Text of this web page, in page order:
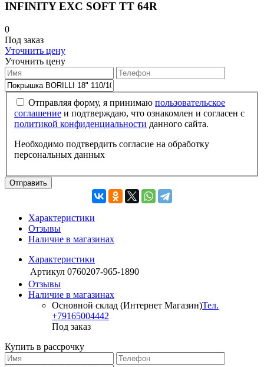
INFINITY EXC SOFT TT 64R
0
Под заказ
Уточнить цену
Уточнить цену
Отправляя форму, я принимаю пользовательское
соглашение и подтверждаю, что ознакомлен и согласен с
политикой конфиденциальности данного сайта.
Необходимо подтвердить согласие на обработку
персональных данных
Отправить
Характеристики
Отзывы
Наличие в магазинах
Характеристики
Артикул 0760207-965-1890
Отзывы
Наличие в магазинах
Основной склад (Интернет Магазин)Тел.
+79165004442
Под заказ
Купить в рассрочку